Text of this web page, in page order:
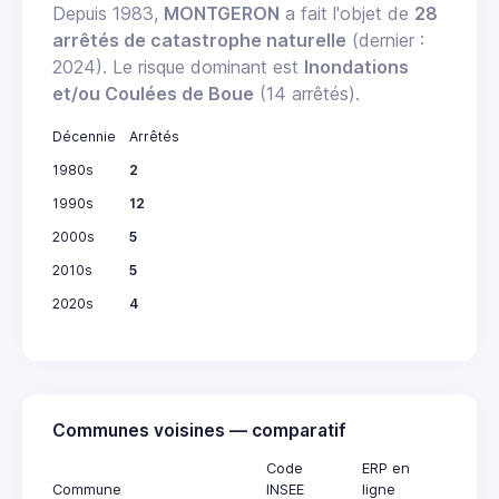
Depuis 1983, MONTGERON a fait l'objet de 28
arrêtés de catastrophe naturelle (dernier :
2024). Le risque dominant est Inondations
et/ou Coulées de Boue (14 arrêtés).
Décennie
Arrêtés
1980s
2
1990s
12
2000s
5
2010s
5
2020s
4
Communes voisines — comparatif
Commune
Code
INSEE
ERP en
ligne